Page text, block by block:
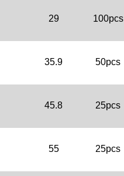
29 100pcs
35.9 50pcs
45.8 25pcs
55 25pcs